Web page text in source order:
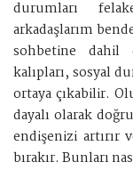
durumları
arkadaşlarım
sohbetine dahil
kalıpları, sosyal
ortaya çıkabilir.
dayalı olarak
endişenizi artırır
bırakır. Bunları